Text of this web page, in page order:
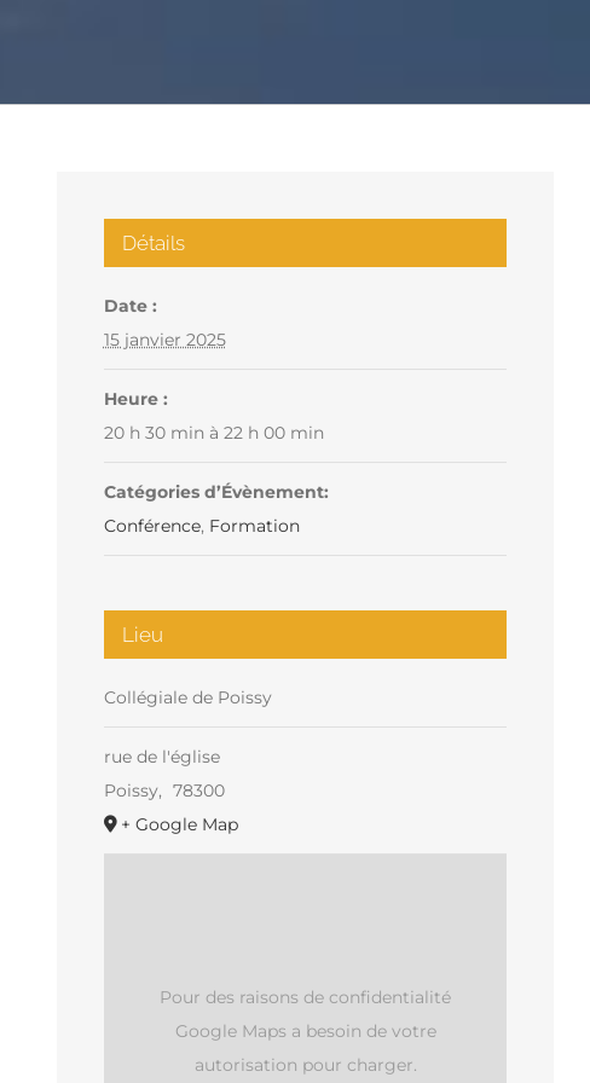
Détails
Date :
15 janvier 2025
Heure :
20 h 30 min à 22 h 00 min
Catégories d’Évènement:
Conférence, Formation
Lieu
Collégiale de Poissy
rue de l'église
Poissy, 78300
+ Google Map
Pour des raisons de confidentialité
Google Maps a besoin de votre
autorisation pour charger.